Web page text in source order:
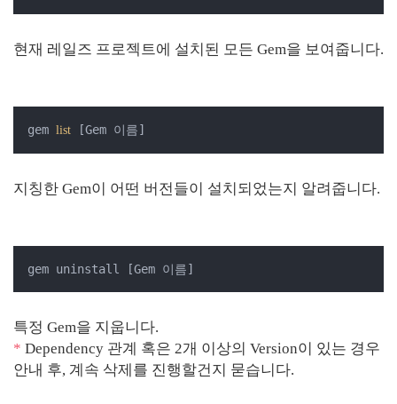
현재 레일즈 프로젝트에 설치된 모든 Gem을 보여줍니다.
gem list [Gem 이름]
지칭한 Gem이 어떤 버전들이 설치되었는지 알려줍니다.
gem uninstall [Gem 이름]
특정 Gem을 지웁니다.
* Dependency 관계 혹은 2개 이상의 Version이 있는 경우
안내 후, 계속 삭제를 진행할건지 묻습니다.